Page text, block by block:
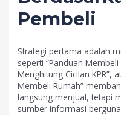
Pembeli
Strategi pertama adalah
seperti “Panduan
Menghitung Cicilan KPR”,
Membeli Rumah”
langsung menjual, tetapi
sumber informasi